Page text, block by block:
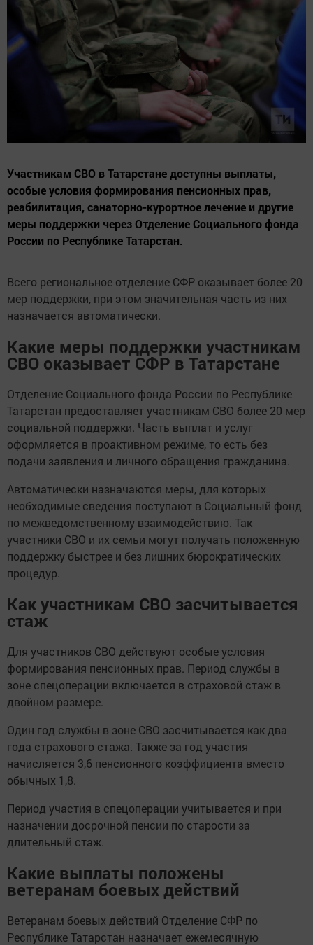
Участникам СВО в Татарстане доступны выплаты,
особые условия формирования пенсионных прав,
реабилитация, санаторно-курортное лечение и другие
меры поддержки через Отделение Социального фонда
России по Республике Татарстан.
Всего региональное отделение СФР оказывает более 20
мер поддержки, при этом значительная часть из них
назначается автоматически.
Какие меры поддержки участникам
СВО оказывает СФР в Татарстане
Отделение Социального фонда России по Республике
Татарстан предоставляет участникам СВО более 20 мер
социальной поддержки. Часть выплат и услуг
оформляется в проактивном режиме, то есть без
подачи заявления и личного обращения гражданина.
Автоматически назначаются меры, для которых
необходимые сведения поступают в Социальный фонд
по межведомственному взаимодействию. Так
участники СВО и их семьи могут получать положенную
поддержку быстрее и без лишних бюрократических
процедур.
Как участникам СВО засчитывается
стаж
Для участников СВО действуют особые условия
формирования пенсионных прав. Период службы в
зоне спецоперации включается в страховой стаж в
двойном размере.
Один год службы в зоне СВО засчитывается как два
года страхового стажа. Также за год участия
начисляется 3,6 пенсионного коэффициента вместо
обычных 1,8.
Период участия в спецоперации учитывается и при
назначении досрочной пенсии по старости за
длительный стаж.
Какие выплаты положены
ветеранам боевых действий
Ветеранам боевых действий Отделение СФР по
Республике Татарстан назначает ежемесячную